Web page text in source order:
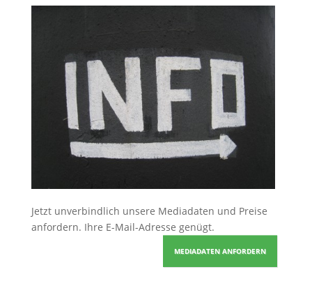
Jetzt unverbindlich unsere Mediadaten und Preise
anfordern. Ihre E-Mail-Adresse genügt.
MEDIADATEN ANFORDERN